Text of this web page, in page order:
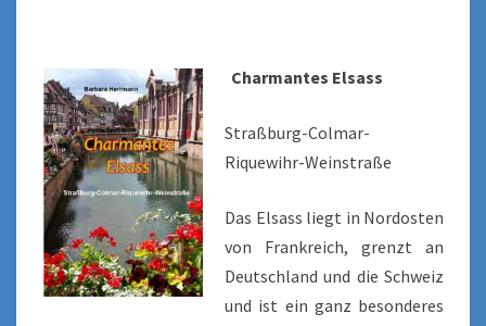
Charmantes Elsass
Straßburg-Colmar-
Riquewihr-Weinstraße
Das Elsass liegt in Nordosten
von Frankreich, grenzt an
Deutschland und die Schweiz
und ist ein ganz besonderes